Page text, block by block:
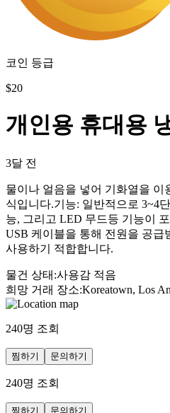
코인 등급
$20
개인용 휴대용
3달 전
물이나 얼음을 넣어 기화열을
식입니다.기능: 일반적으로 3~4
능, 그리고 LED 무드등 기능이
USB 케이블을 통해 전원을 공급
사용하기 적합합니다.
물건 상태 :사용감 적음
희망 거래 장소:Koreatown, Los
240명 조회
찜하기 문의하기
240명 조회
찜하기 문의하기